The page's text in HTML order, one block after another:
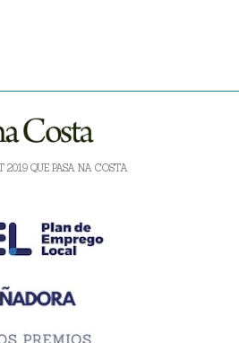
2019 QUE PASA NA COSTA